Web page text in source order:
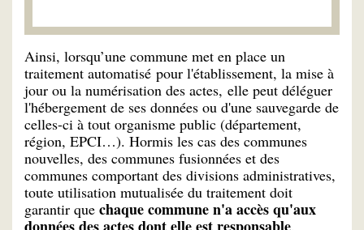
Ainsi, lorsqu’une commune met en place un
traitement automatisé pour l'établissement, la mise à
jour ou la numérisation des actes, elle peut déléguer
l'hébergement de ses données ou d'une sauvegarde de
celles-ci à tout organisme public (département,
région, EPCI…). Hormis les cas des communes
nouvelles, des communes fusionnées et des
communes comportant des divisions administratives,
toute utilisation mutualisée du traitement doit
garantir que chaque commune n'a accès qu'aux
.